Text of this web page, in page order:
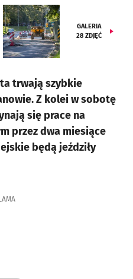
GALERIA
28 ZDJĘĆ
trwają szybkie
Z kolei w sobotę
się prace na
przez dwa miesiące
będą jeździły